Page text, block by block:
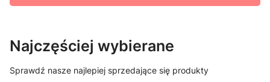
Najczęściej wybierane
Sprawdź nasze najlepiej sprzedające się produkty